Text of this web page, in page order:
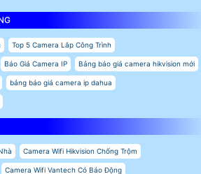
Top 5 Camera Lắp Công Trình
Báo Giá Camera IP Bảng báo giá camera hikvision mới
bảng báo giá camera ip dahua
Camera Wifi Hikvision Chống Trộm
Camera Wifi Vantech Có Báo Động